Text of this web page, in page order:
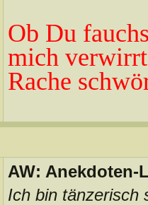
Ob Du
mich
Rache
AW: Anekdoten-
Ich bin tänzerisch